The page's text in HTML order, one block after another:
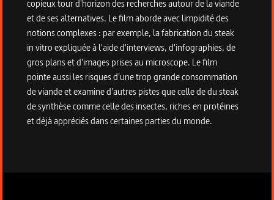
copieux tour d'horizon des recherches autour de la viande
et de ses alternatives. Le film aborde avec limpidité des
notions complexes : par exemple, la fabrication du steak
in vitro expliquée à l'aide d'interviews, d'infographies, de
gros plans et d'images prises au microscope. Le film
pointe aussi les risques d'une trop grande consommation
de viande et examine d'autres pistes que celle de du steak
de synthèse comme celle des insectes, riches en protéines
et déjà appréciés dans certaines parties du monde.